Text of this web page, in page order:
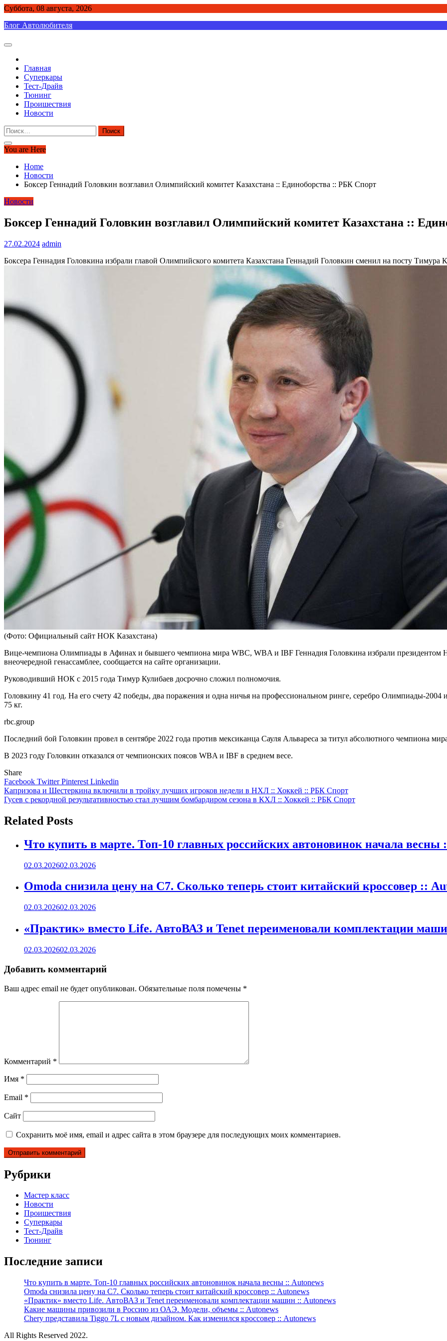
Skip
content
Суббота, 08 августа, 2026
Блог Автолюбителя
Главная
Суперкары
Тест-Драйв
Тюнинг
Проишествия
Новости
Найти:
You are Here
Home
Новости
Боксер Геннадий Головкин возглавил Олимпийский комитет Казахстана :: Единоборства :: РБК Спорт
Новости
Боксер Геннадий Головкин возглавил Олимпийский комитет Казахстана ::
27.02.2024 admin
Боксера Геннадия Головкина избрали главой Олимпийского комитета Казахстана Геннадий Головкин сменил на посту Тимура
(Фото: Официальный сайт НОК Казахстана)
Вице-чемпиона Олимпиады в Афинах и бывшего чемпиона мира WBC, WBA и IBF Геннадия Головкина избрали президентом
внеочередной генассамблее, сообщается на сайте организации.
Руководивший НОК с 2015 года Тимур Кулибаев досрочно сложил полномочия.
Головкину 41 год. На его счету 42 победы, два поражения и одна ничья на профессиональном ринге, серебро Олимпиады-2004
75 кг.
rbc.group
Последний бой Головкин провел в сентябре 2022 года против мексиканца Сауля Альвареса за титул абсолютного чемпиона
В 2023 году Головкин отказался от чемпионских поясов WBA и IBF в среднем весе.
Share
Facebook TwitterPinterest Linkedin
Навигация
по
записям
Капризова и Шестеркина включили в тройку лучших игроков недели в НХЛ :: Хоккей :: РБК Спорт
Гусев с рекордной результативностью стал лучшим бомбардиром сезона в КХЛ :: Хоккей :: РБК Спорт
Related Posts
Что купить в марте. Топ-10 главных российских автоновинок начала весны
02.03.202602.03.2026
Omoda снизила цену на C7. Сколько теперь стоит китайский кроссовер ::
02.03.202602.03.2026
«Практик» вместо Life. АвтоВАЗ и Tenet переименовали комплектации
02.03.202602.03.2026
Добавить комментарий
Ваш адрес email не будет опубликован. Обязательные поля помечены *
Комментарий *
Имя *
Email *
Сайт
Сохранить моё имя, email и адрес сайта в этом браузере для последующих моих комментариев.
Рубрики
Мастер класс
Новости
Проишествия
Суперкары
Тест-Драйв
Тюнинг
Последние записи
Что купить в марте. Топ-10 главных российских автоновинок начала весны :: Autonews
Omoda снизила цену на C7. Сколько теперь стоит китайский кроссовер :: Autonews
«Практик» вместо Life. АвтоВАЗ и Tenet переименовали комплектации машин :: Autonews
Какие машины привозили в Россию из ОАЭ. Модели, объемы :: Autonews
Chery представила Tiggo 7L с новым дизайном. Как изменился кроссовер :: Autonews
All Rights Reserved 2022.